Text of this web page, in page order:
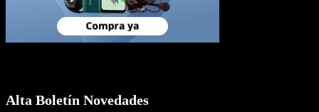
Alta Boletín Novedades